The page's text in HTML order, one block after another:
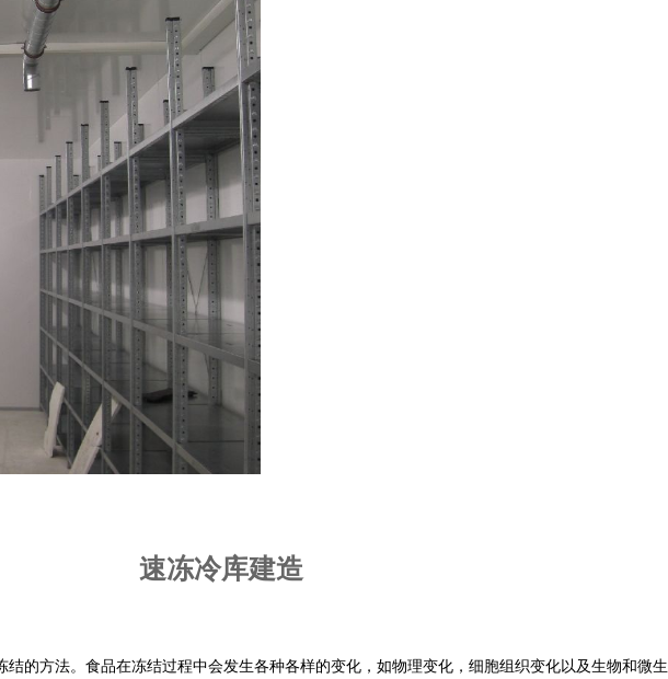
速冻冷库建造
的方法。食品在冻结过程中会发生各种各样的变化，如物理变化，细胞组织变化以及生物和微生